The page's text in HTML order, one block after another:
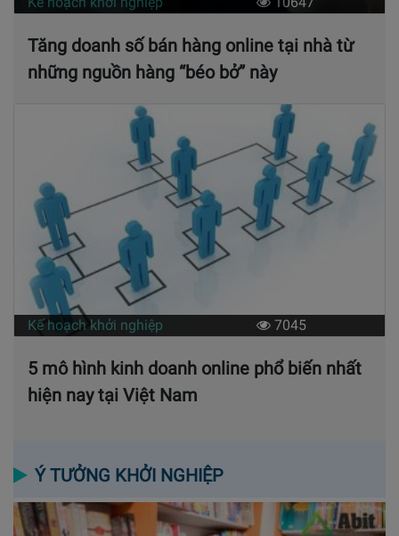
Tăng doanh số bán hàng online tại nhà từ
những nguồn hàng “béo bở” này
Kế hoạch khởi nghiệp 7045
5 mô hình kinh doanh online phổ biến nhất
hiện nay tại Việt Nam
Ý TƯỞNG KHỞI NGHIỆP